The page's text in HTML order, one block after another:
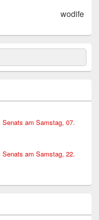
wodife
am Samstag, 07.
am Samstag, 22.